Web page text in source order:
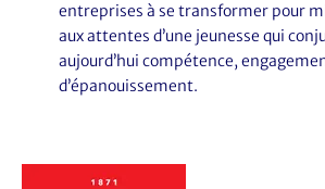
entreprises à se transformer pour
aux attentes d’une jeunesse qui
aujourd’hui compétence,
d’épanouissement.